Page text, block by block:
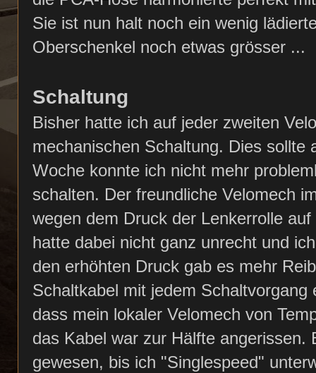
Sie ist nun halt noch ein wenig
Oberschenkel noch etwas grösser ...
Schaltung
Bisher hatte ich auf jeder zweiten
mechanischen Schaltung. Dies sollte
Woche konnte ich nicht mehr
schalten. Der freundliche Velomech
wegen dem Druck der Lenkerrolle
hatte dabei nicht ganz unrecht und
den erhöhten Druck gab es mehr
Schaltkabel mit jedem
dass mein lokaler Velomech von
das Kabel war zur Hälfte
gewesen, bis ich "Singlespeed"